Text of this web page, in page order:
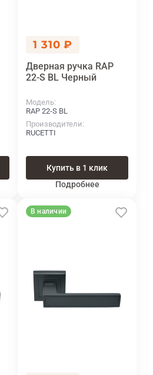
1 310 ₽
Дверная ручка RAP
22-S BL Черный
Модель
RAP 22-S BL
Производители
RUCETTI
Купить в 1 клик
Подробнее
В наличии